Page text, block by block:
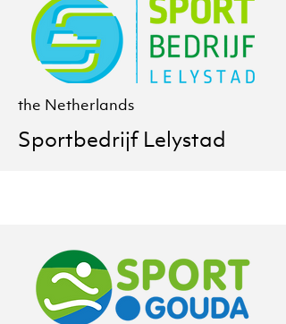
the Netherlands
Sportbedrijf Lelystad